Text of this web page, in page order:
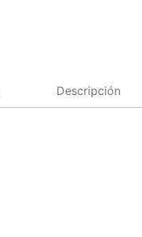
Descripción